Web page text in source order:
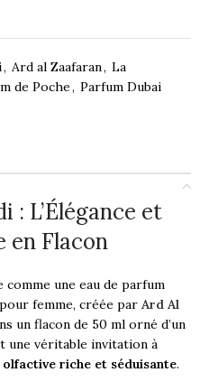
, Ard al Zaafaran, La
de Poche, Parfum Dubai
: L’Élégance et
en Flacon
comme une eau de parfum
femme, créée par Ard Al
un flacon de 50 ml orné d’un
une véritable invitation à
riche et séduisante.